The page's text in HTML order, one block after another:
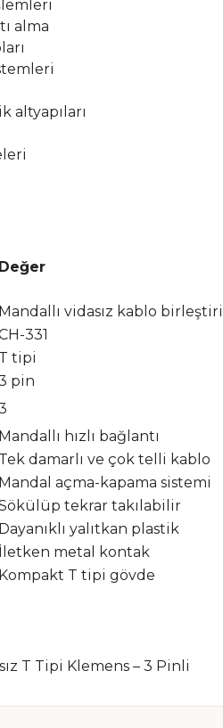
alma
altyapıları
Değer
Mandallı vidasız kablo
331
T tipi
pin
Mandallı hızlı bağlantı
Tek damarlı ve çok telli kablo
Mandal açma-kapama sistemi
tekrar takılabilir
Dayanıklı yalıtkan plastik
İletken metal kontak
Kompakt T tipi gövde
T Tipi Klemens – 3 Pinli